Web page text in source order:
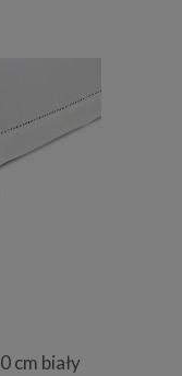
cm biały